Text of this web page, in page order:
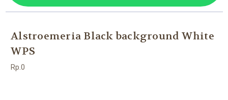
Alstroemeria Black background White
WPS
Rp.0